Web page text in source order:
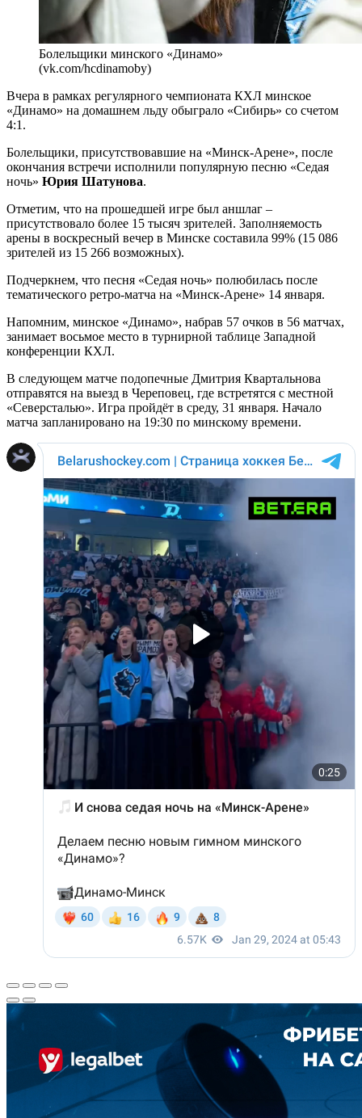
Болельщики минского «Динамо»
(vk.com/hcdinamoby)
Вчера в рамках регулярного чемпионата КХЛ минское
«Динамо» на домашнем льду обыграло «Сибирь» со счетом
4:1.
Болельщики, присутствовавшие на «Минск-Арене», после
окончания встречи исполнили популярную песню «Седая
ночь» Юрия Шатунова.
Отметим, что на прошедшей игре был аншлаг –
присутствовало более 15 тысяч зрителей. Заполняемость
арены в воскресный вечер в Минске составила 99% (15 086
зрителей из 15 266 возможных).
Подчеркнем, что песня «Седая ночь» полюбилась после
тематического ретро-матча на «Минск-Арене» 14 января.
Напомним, минское «Динамо», набрав 57 очков в 56 матчах,
занимает восьмое место в турнирной таблице Западной
конференции КХЛ.
В следующем матче подопечные Дмитрия Квартальнова
отправятся на выезд в Череповец, где встретятся с местной
«Северсталью». Игра пройдёт в среду, 31 января. Начало
матча запланировано на 19:30 по минскому времени.